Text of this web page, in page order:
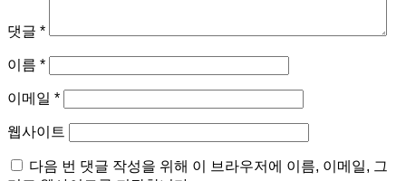
댓글 *
이름 *
이메일 *
웹사이트
다음 번 댓글 작성을 위해 이 브라우저에 이름, 이메일, 그